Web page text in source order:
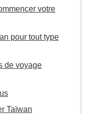
votre
pour tout type
de voyage
Taïwan